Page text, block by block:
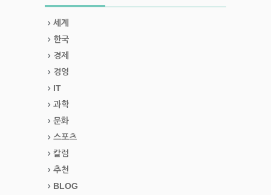
세계
한국
경제
경영
IT
과학
문화
스포츠
칼럼
추천
BLOG